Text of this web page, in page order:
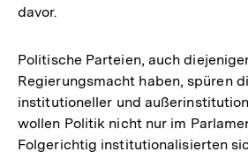
davor.
Politische Parteien, auch
Regierungsmacht haben, spüren
institutioneller und
wollen Politik nicht nur im
Folgerichtig institutionalisierten